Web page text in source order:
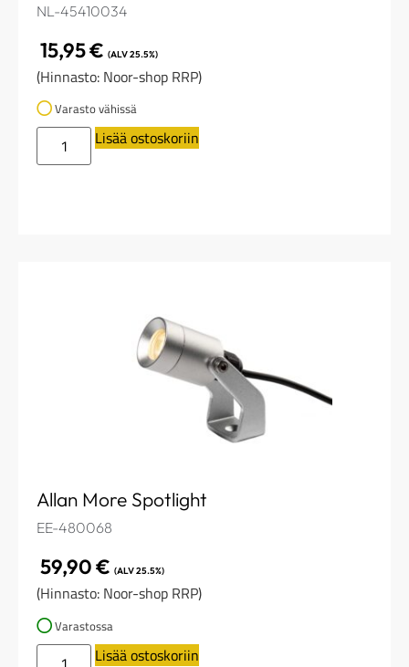
NL-45410034
15,95€ (ALV 25.5%)
(Hinnasto: Noor-shop RRP)
Varasto vähissä
Lisää ostoskoriin
Allan More Spotlight
EE-480068
59,90€ (ALV 25.5%)
(Hinnasto: Noor-shop RRP)
Varastossa
Lisää ostoskoriin